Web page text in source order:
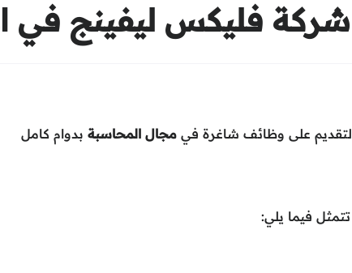
فليكس ليفينج في
على وظائف شاغرة في مجال المحاسبة بدوام كامل
فيما يلي: